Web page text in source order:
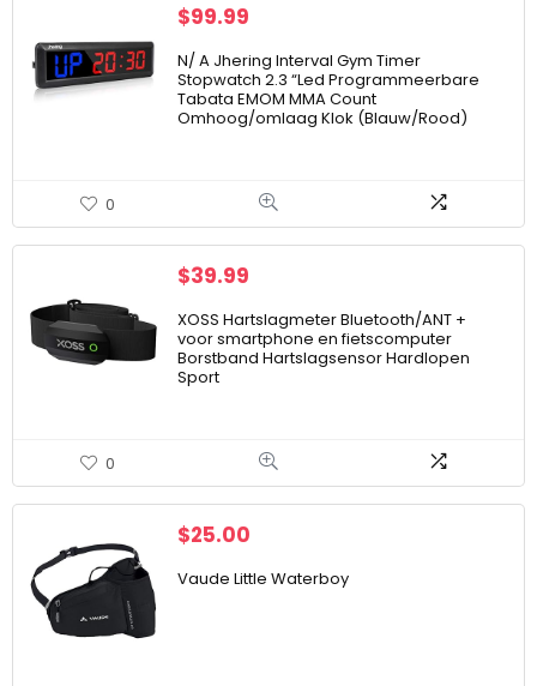
$99.99
N/ A Jhering Interval Gym Timer
Stopwatch 2.3 “Led Programmeerbare
Tabata EMOM MMA Count
Omhoog/omlaag Klok (Blauw/Rood)
0
$39.99
XOSS Hartslagmeter Bluetooth/ANT +
voor smartphone en fietscomputer
Borstband Hartslagsensor Hardlopen
Sport
0
$25.00
Vaude Little Waterboy